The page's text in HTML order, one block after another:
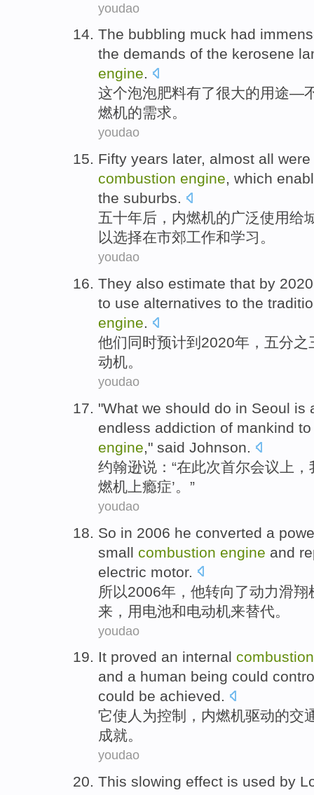
youdao
The bubbling muck had
the demands of the kerosene
engine.
这个泡泡肥料有了很大的用途—
燃机的需求。
youdao
Fifty years later, almost all
combustion engine, which
the suburbs.
五十年后 ，内燃机的广泛使用给
以选择在市郊工作和学习。
youdao
They also estimate that by
to use alternatives to the
engine.
他们 同时预计到 2020年，五分之
动机。
youdao
"What we should do in Seoul is
endless addiction of mankind
engine," said Johnson.
约翰逊说：“在此次首尔会议上，
燃机 上瘾症’。”
youdao
So in 2006 he converted a
small combustion engine and
electric motor.
所以2006年， 他转向了动力滑翔
来， 用电池和电动机来替代 。
youdao
It proved an internal
and a human being could
could be achieved.
它使 人为控制 ， 内燃机驱动的交
成就。
youdao
This slowing effect is used by